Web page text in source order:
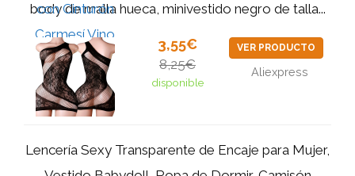
body de malla hueca, minivestido negro de talla...
3,55€
8,25€
disponible
VER PRODUCTO
Aliexpress
Lencería Sexy Transparente de Encaje para Mujer,